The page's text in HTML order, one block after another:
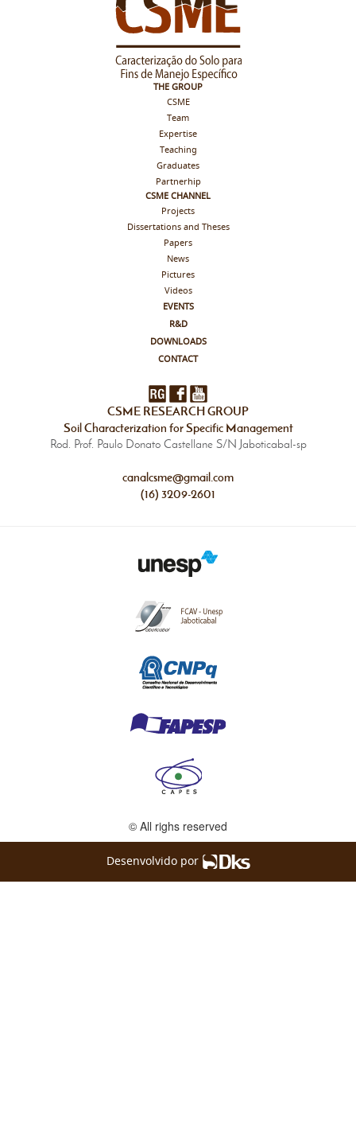
THE GROUP
CSME
Team
Expertise
Teaching
Graduates
Partnerhip
CSME CHANNEL
Projects
Dissertations and Theses
Papers
News
Pictures
Videos
EVENTS
R&D
DOWNLOADS
CONTACT
CSME RESEARCH GROUP
Soil Characterization for Specific Management
Rod. Prof. Paulo Donato Castellane S/N Jaboticabal-sp
canalcsme@gmail.com
(16) 3209-2601
© All righs reserved
Desenvolvido por